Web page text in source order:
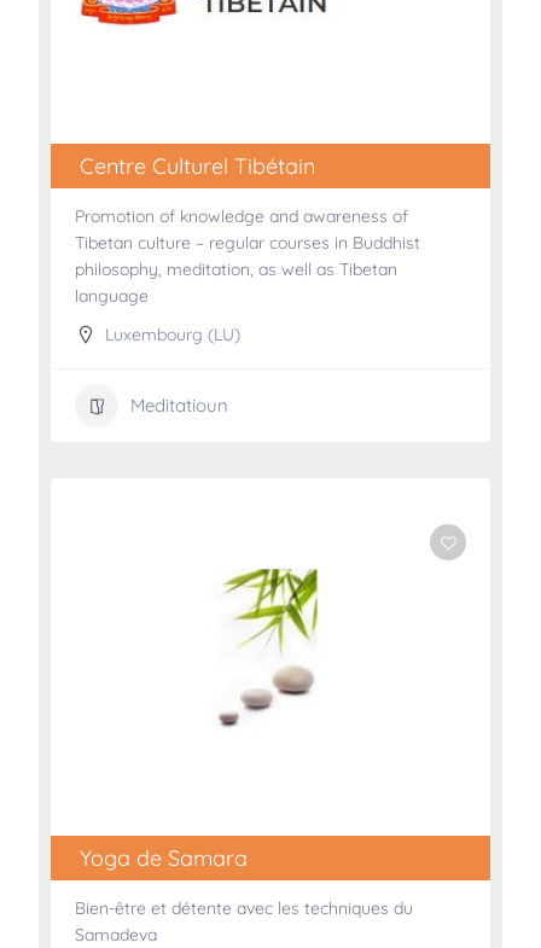
Centre Culturel Tibétain
Promotion of knowledge and awareness of
Tibetan culture – regular courses in Buddhist
philosophy, meditation, as well as Tibetan
language
Luxembourg (LU)
Meditatioun
Yoga de Samara
Bien-être et détente avec les techniques du
Samadeva